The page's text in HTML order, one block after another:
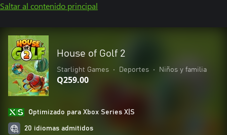
Saltar al contenido principal
House of Golf 2
Starlight Games • Deportes • Niños y familia
Q259.00
Optimizado para Xbox Series X|S
20 idiomas admitidos